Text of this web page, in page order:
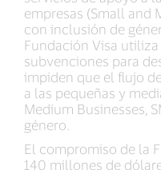
empresas (Small and
con inclusión de
Fundación Visa
subvenciones para
impiden que el flujo
a las pequeñas y
Medium Businesses,
género.
El compromiso de la
140 millones de